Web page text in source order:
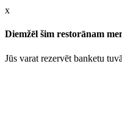
x
Diemžēl šim restorānam
Jūs varat rezervēt banketu